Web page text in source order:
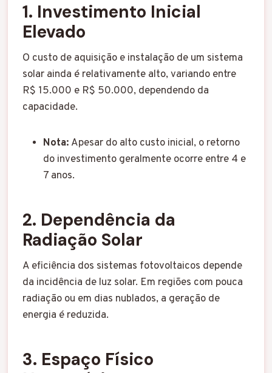
1. Investimento Inicial
Elevado
O custo de aquisição e instalação de um sistema
solar ainda é relativamente alto, variando entre
R$ 15.000 e R$ 50.000, dependendo da
capacidade.
Nota: Apesar do alto custo inicial, o retorno
do investimento geralmente ocorre entre 4 e
7 anos.
2. Dependência da
Radiação Solar
A eficiência dos sistemas fotovoltaicos depende
da incidência de luz solar. Em regiões com pouca
radiação ou em dias nublados, a geração de
energia é reduzida.
3. Espaço Físico